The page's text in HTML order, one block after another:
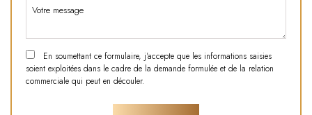
En soumettant ce formulaire, j'accepte que les informations saisies
soient exploitées dans le cadre de la demande formulée et de la relation
commerciale qui peut en découler.